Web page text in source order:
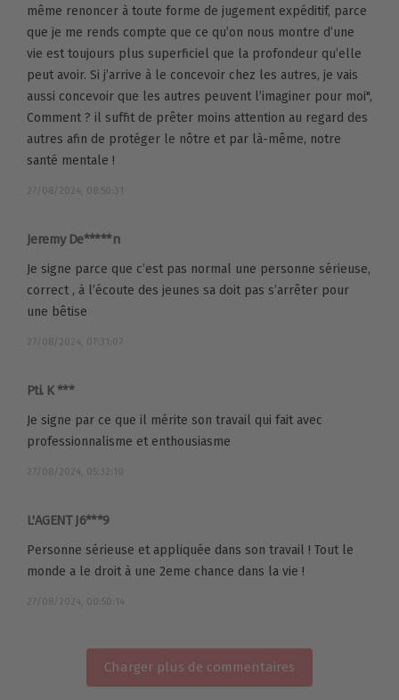
même renoncer à toute forme de jugement expéditif, parce
que je me rends compte que ce qu’on nous montre d’une
vie est toujours plus superficiel que la profondeur qu’elle
peut avoir. Si j’arrive à le concevoir chez les autres, je vais
aussi concevoir que les autres peuvent l’imaginer pour moi",
Comment ? il suffit de prêter moins attention au regard des
autres afin de protéger le nôtre et par là-même, notre
santé mentale !
27/08/2024, 08:50:31
Jeremy De*****n
Je signe parce que c’est pas normal une personne sérieuse,
correct , à l’écoute des jeunes sa doit pas s’arrêter pour
une bêtise
27/08/2024, 07:31:07
Pti. K ***
Je signe par ce que il mérite son travail qui fait avec
professionnalisme et enthousiasme
27/08/2024, 05:32:10
L'AGENT J6***9
Personne sérieuse et appliquée dans son travail ! Tout le
monde a le droit à une 2eme chance dans la vie !
27/08/2024, 00:50:14
Charger plus de commentaires